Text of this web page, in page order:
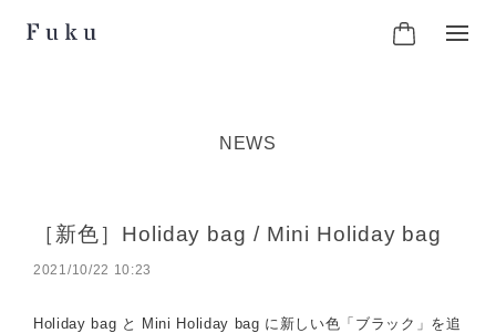
NEWS
［新色］Holiday bag / Mini Holiday bag
2021/10/22 10:23
Holiday bag と Mini Holiday bag に 新しい色「ブラック」を追